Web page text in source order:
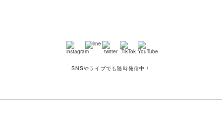
SNSやライブでも随時発信中！